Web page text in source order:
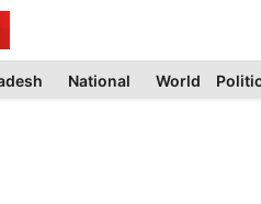
National World